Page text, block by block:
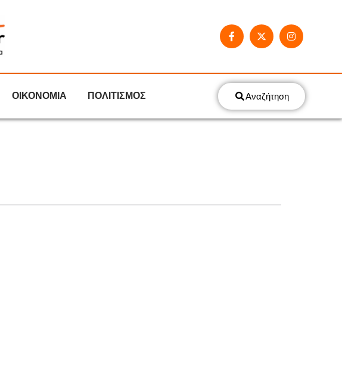
ΟΙΚΟΝΟΜΙΑ ΠΟΛΙΤΙΣΜΟΣ Αναζήτηση